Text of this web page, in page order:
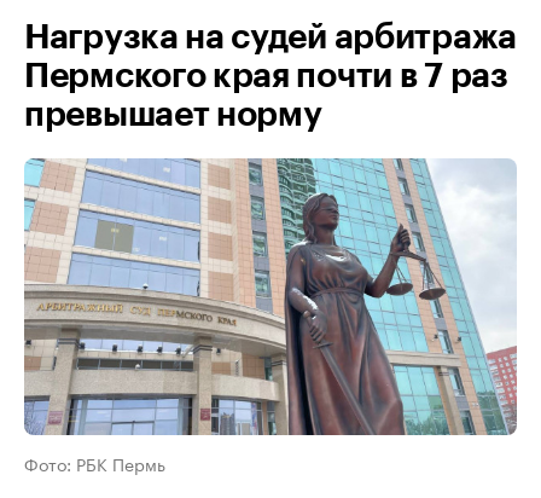
Нагрузка на судей арбитража
Пермского края почти в 7 раз
превышает норму
Фото: РБК Пермь